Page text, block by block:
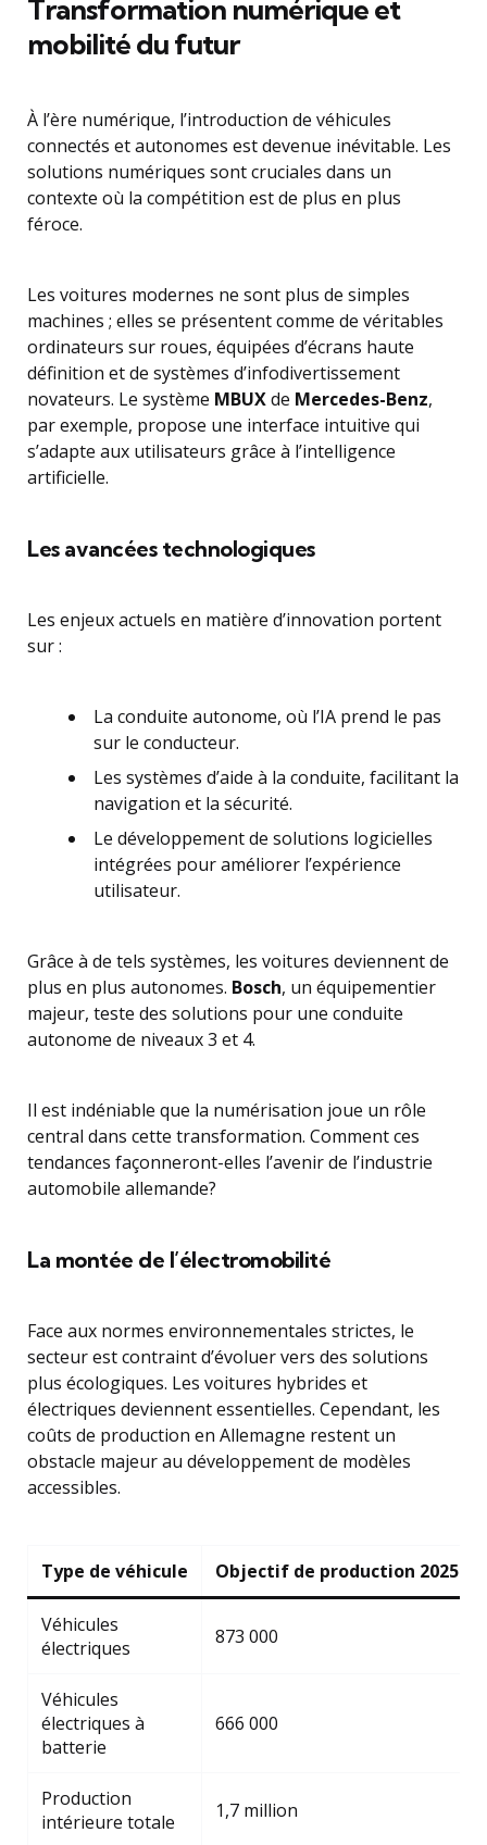
Transformation numérique et
mobilité du futur
À l’ère numérique, l’introduction de véhicules
connectés et autonomes est devenue inévitable. Les
solutions numériques sont cruciales dans un
contexte où la compétition est de plus en plus
féroce.
Les voitures modernes ne sont plus de simples
machines ; elles se présentent comme de véritables
ordinateurs sur roues, équipées d’écrans haute
définition et de systèmes d’infodivertissement
novateurs. Le système MBUXde Mercedes-Benz,
par exemple, propose une interface intuitive qui
s’adapte aux utilisateurs grâce à l’intelligence
artificielle.
Les avancées technologiques
Les enjeux actuels en matière d’innovation portent
sur :
La conduite autonome, où l’IA prend le pas
sur le conducteur.
Les systèmes d’aide à la conduite, facilitant la
navigation et la sécurité.
Le développement de solutions logicielles
intégrées pour améliorer l’expérience
utilisateur.
Grâce à de tels systèmes, les voitures deviennent de
plus en plus autonomes. Bosch, un équipementier
majeur, teste des solutions pour une conduite
autonome de niveaux 3 et 4.
Il est indéniable que la numérisation joue un rôle
central dans cette transformation. Comment ces
tendances façonneront-elles l’avenir de l’industrie
automobile allemande?
La montée de l’électromobilité
Face aux normes environnementales strictes, le
secteur est contraint d’évoluer vers des solutions
plus écologiques. Les voitures hybrides et
électriques deviennent essentielles. Cependant, les
coûts de production en Allemagne restent un
obstacle majeur au développement de modèles
accessibles.
Type de véhicule Objectif de production 2025
Véhicules
électriques
873 000
Véhicules
électriques à
batterie
666 000
Production
intérieure totale
1,7 million